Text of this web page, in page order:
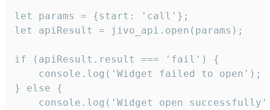
let params = {start: 'call'};
let apiResult = jivo_api.open(params);
if (apiResult.result === 'fail') {
    console.log('Widget failed to open');
} else {
console.log('Widget open